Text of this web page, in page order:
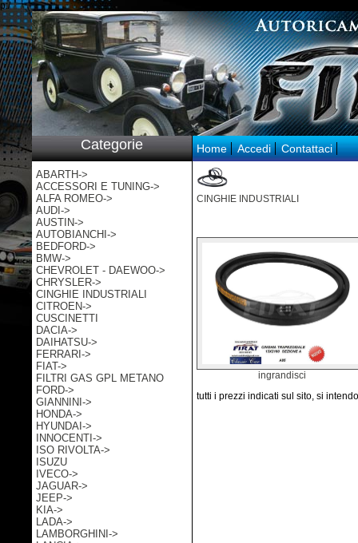
p:/
Categorie
ABARTH->
ACCESSORI E TUNING->
ALFA ROMEO->
AUDI->
AUSTIN->
AUTOBIANCHI->
BEDFORD->
BMW->
CHEVROLET - DAEWOO->
CHRYSLER->
CINGHIE INDUSTRIALI
CITROEN->
CUSCINETTI
DACIA->
DAIHATSU->
FERRARI->
FIAT->
FILTRI GAS GPL METANO
FORD->
GIANNINI->
HONDA->
HYUNDAI->
INNOCENTI->
ISO RIVOLTA->
ISUZU
IVECO->
JAGUAR->
JEEP->
KIA->
LADA->
LAMBORGHINI->
Home Accedi Contattaci
CINGHIE INDUSTRIALI
ingrandisci
tutti i prezzi indicati sul sito, si